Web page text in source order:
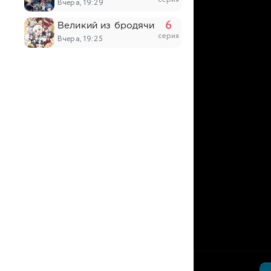
Вчера, 19:29
Великий из бродячих псов: Шуточные
Вчера, 19:25
6
серия